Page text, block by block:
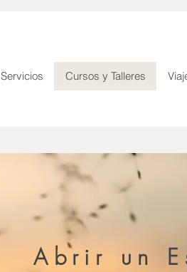
Servicios Cursos y Talleres
Abrir un